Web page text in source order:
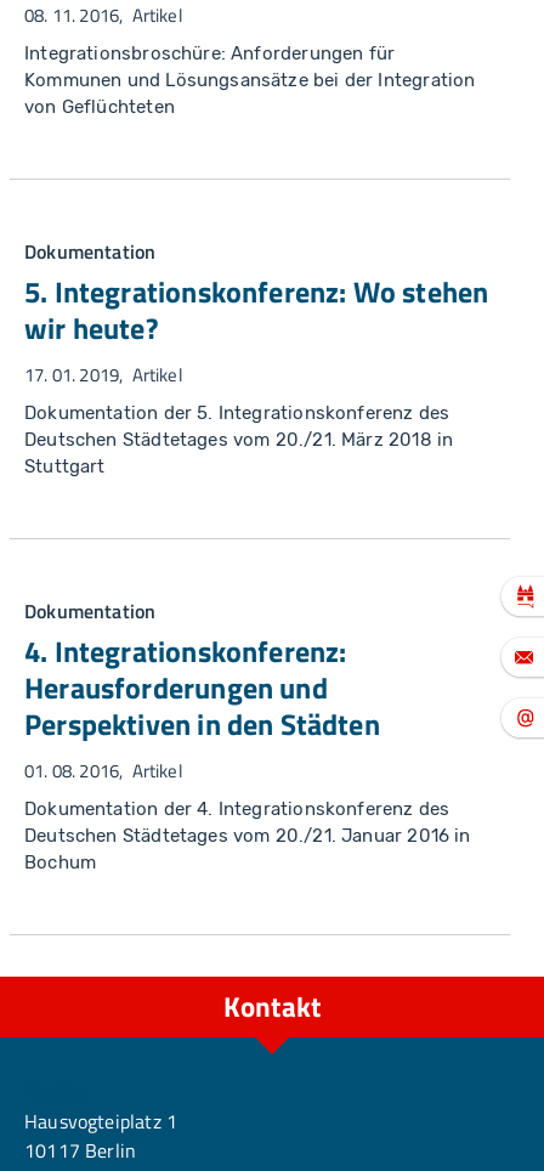
08. 11. 2016 Artikel
Integrationsbroschüre: Anforderungen für
Kommunen und Lösungsansätze bei der Integration
von Geflüchteten
Dokumentation
5. Integrationskonferenz: Wo stehen
wir heute?
17. 01. 2019 Artikel
Dokumentation der 5. Integrationskonferenz des
Deutschen Städtetages vom 20./21. März 2018 in
Stuttgart
Dokumentation
4. Integrationskonferenz:
Herausforderungen und
Perspektiven in den Städten
01. 08. 2016 Artikel
Dokumentation der 4. Integrationskonferenz des
Deutschen Städtetages vom 20./21. Januar 2016 in
Bochum
Kontakt
Hausvogteiplatz 1
10117 Berlin